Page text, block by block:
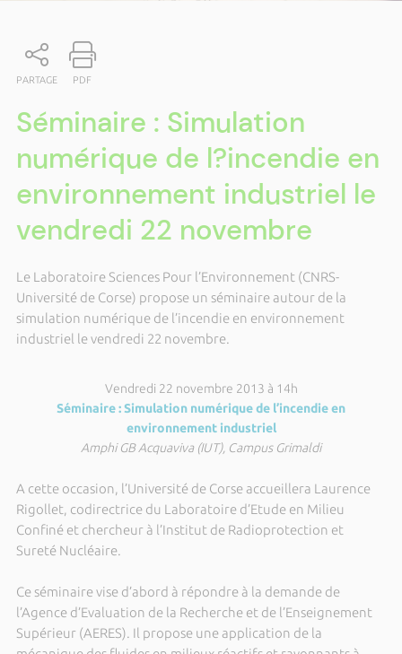
PARTAGE PDF
Séminaire : Simulation
numérique de l?incendie en
environnement industriel le
vendredi 22 novembre
Le Laboratoire Sciences Pour l’Environnement (CNRS-
Université de Corse) propose un séminaire autour de la
simulation numérique de l’incendie en environnement
industriel le vendredi 22 novembre.
Vendredi 22 novembre 2013 à 14h
Séminaire : Simulation numérique de l’incendie en
environnement industriel
Amphi GB Acquaviva (IUT), Campus Grimaldi
A cette occasion, l’Université de Corse accueillera Laurence
Rigollet, codirectrice du Laboratoire d’Etude en Milieu
Confiné et chercheur à l’Institut de Radioprotection et
Sureté Nucléaire.
Ce séminaire vise d’abord à répondre à la demande de
l’Agence d’Evaluation de la Recherche et de l’Enseignement
Supérieur (AERES). Il propose une application de la